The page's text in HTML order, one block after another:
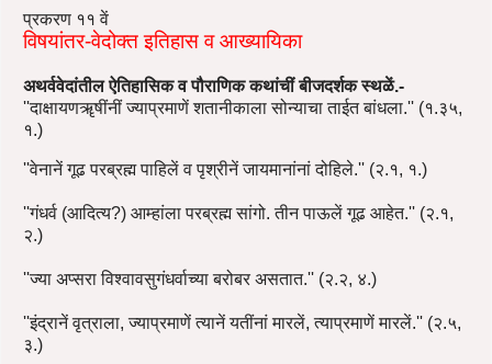
प्रकरण ११ वें
विषयांतर-वेदोक्त इतिहास व आख्यायिका
अथर्ववेदांतील ऐतिहासिक व पौराणिक कथांचीं बीजदर्शक स्थळें.-
''दाक्षायणॠषींनीं ज्याप्रमाणें शतानीकाला सोन्याचा ताईत बांधला.'' (१.३५,
१.)
''वेनानें गूढ परब्रह्म पाहिलें व पृश्रीनें जायमानांनां दोहिले.'' (२.१, १.)
''गंधर्व (आदित्य?) आम्हांला परब्रह्म सांगो. तीन पाऊलें गूढ आहेत.'' (२.१,
२.)
''ज्या अप्सरा विश्वावसुगंधर्वाच्या बरोबर असतात.'' (२.२, ४.)
''इंद्रानें वृत्राला, ज्याप्रमाणें त्यानें यतींनां मारलें, त्याप्रमाणें मारलें.'' (२.५,
३.)